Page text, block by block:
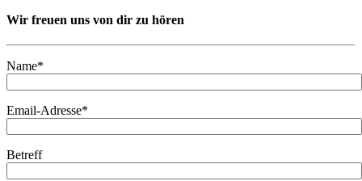
Wir freuen uns von dir zu hören
Name*
Email-Adresse*
Betreff